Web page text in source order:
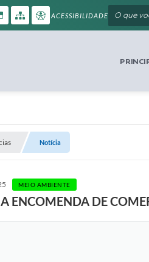
ACESSIBILIDADE
Notícia
MEIO AMBIENTE
ENCOMENDA DE